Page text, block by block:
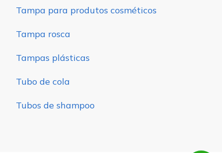
Tampa para produtos cosméticos
Tampa rosca
Tampas plásticas
Tubo de cola
Tubos de shampoo